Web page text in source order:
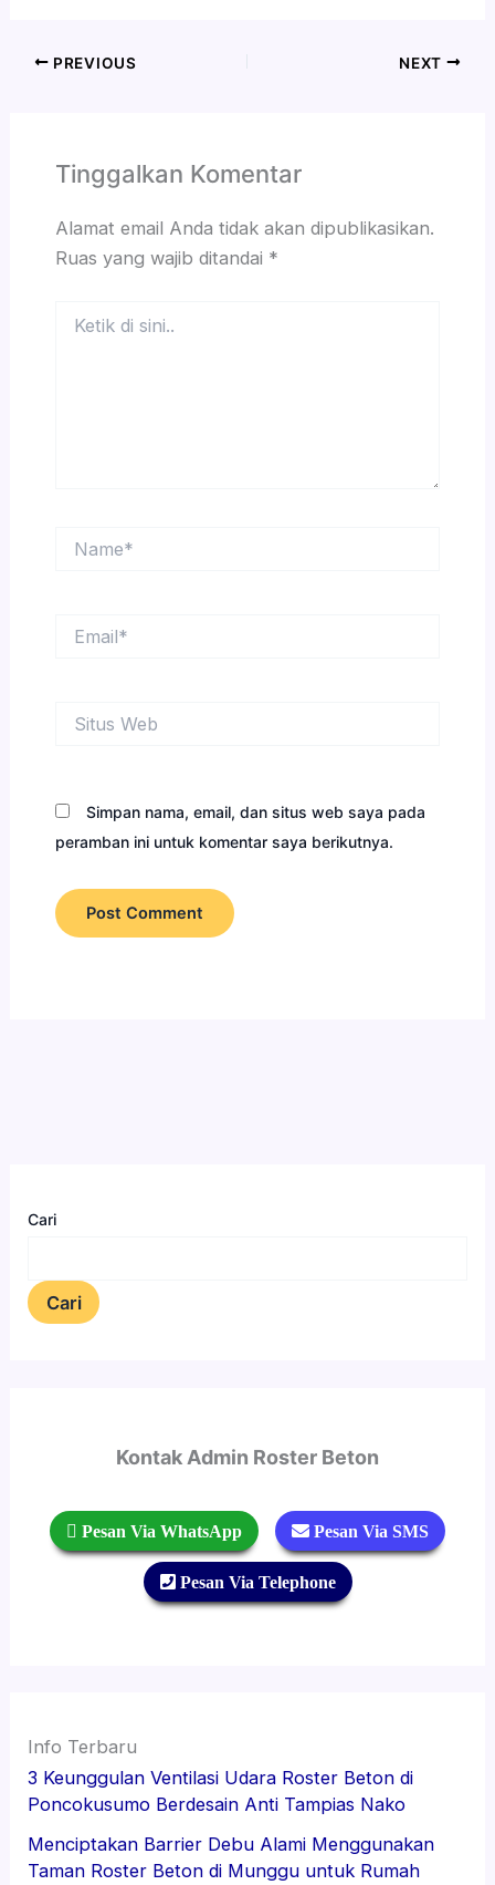
PREVIOUS NEXT
Tinggalkan Komentar
Alamat email Anda tidak akan dipublikasikan.
Ruas yang wajib ditandai *
Web
Simpan nama, email, dan situs web saya pada
peramban ini untuk komentar saya berikutnya.
Cari
Cari
Kontak Admin Roster Beton
 Pesan Via WhatsApp  Pesan Via SMS
 Pesan Via Telephone
Info Terbaru
3 Keunggulan Ventilasi Udara Roster Beton di
Poncokusumo Berdesain Anti Tampias Nako
Menciptakan Barrier Debu Alami Menggunakan
Taman Roster Beton di Munggu untuk Rumah